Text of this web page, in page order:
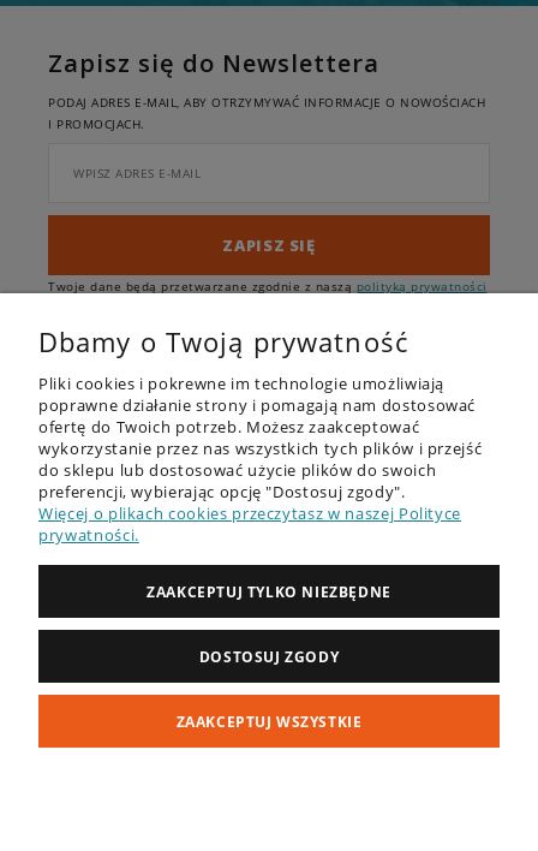
Zapisz się do Newslettera
PODAJ ADRES E-MAIL, ABY OTRZYMYWAĆ INFORMACJE O NOWOŚCIACH
I PROMOCJACH.
ZAPISZ SIĘ
Twoje dane będą przetwarzane zgodnie z naszą polityką prywatności
OFERTA
DESKI SUP - RECENZJE
ZAKUPY
Dbamy o Twoją prywatność
Pliki cookies i pokrewne im technologie umożliwiają
poprawne działanie strony i pomagają nam dostosować
ofertę do Twoich potrzeb. Możesz zaakceptować
wykorzystanie przez nas wszystkich tych plików i przejść
do sklepu lub dostosować użycie plików do swoich
preferencji, wybierając opcję "Dostosuj zgody".
Więcej o plikach cookies przeczytasz w naszej Polityce
prywatności.
ZAAKCEPTUJ TYLKO NIEZBĘDNE
DOSTOSUJ ZGODY
ZAAKCEPTUJ WSZYSTKIE